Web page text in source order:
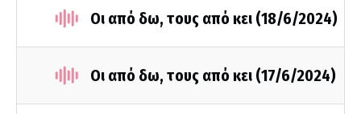
Οι από δω, τους από κει (18/6/2024)
Οι από δω, τους από κει (17/6/2024)